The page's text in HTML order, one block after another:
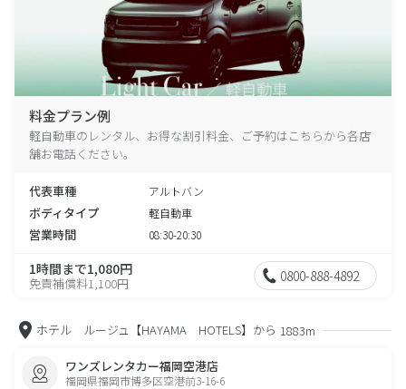
料金プラン例
軽自動車のレンタル、お得な割引料金、ご予約はこちらから各店
舗お電話ください。
代表車種 アルトバン
ボディタイプ 軽自動車
営業時間 08:30-20:30
1時間まで1,080円
免責補償料1,100円 0800-888-4892
ホテル ルージュ【HAYAMA HOTELS】から 1883m
ワンズレンタカー福岡空港店
福岡県福岡市博多区空港前3-16-6